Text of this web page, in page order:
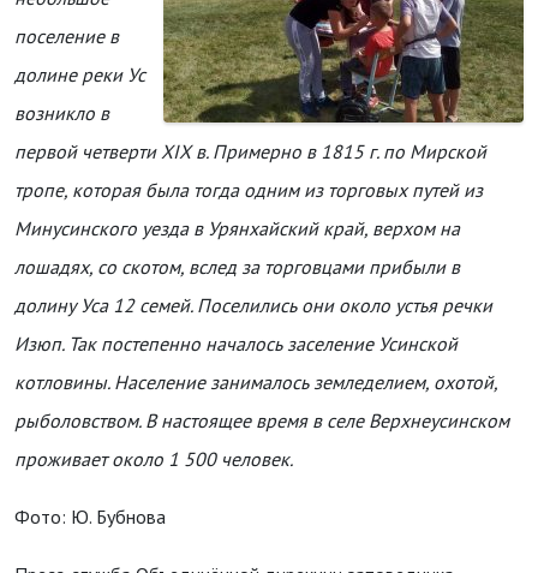
поселение в
долине реки Ус
возникло в
первой четверти XIX в. Примерно в 1815 г. по Мирской
тропе, которая была тогда одним из торговых путей из
Минусинского уезда в Урянхайский край, верхом на
лошадях, со скотом, вслед за торговцами прибыли в
долину Уса 12 семей. Поселились они около устья речки
Изюп. Так постепенно началось заселение Усинской
котловины. Население занималось земледелием, охотой,
рыболовством. В настоящее время в селе Верхнеусинском
проживает около 1 500 человек.
Фото: Ю. Бубнова